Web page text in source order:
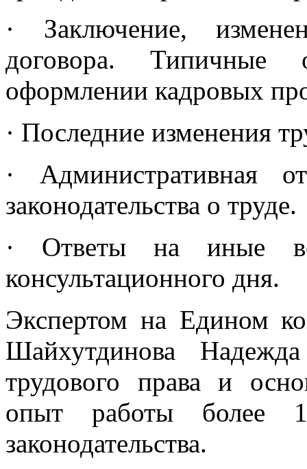
· Заключение,
договора. Типичные
оформлении кадровых
· Последние изменения
· Административная
законодательства о труде.
· Ответы на иные
консультационного дня.
Экспертом на Едином
Шайхутдинова
трудового права и
опыт работы более
законодательства.